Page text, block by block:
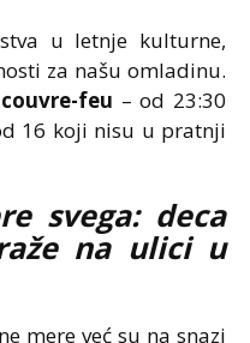
u letnje kulturne,
za našu omladinu.
couvre-feu – od 23:30
16 koji nisu u pratnji
svega: deca
na ulici u
mere već su na snazi